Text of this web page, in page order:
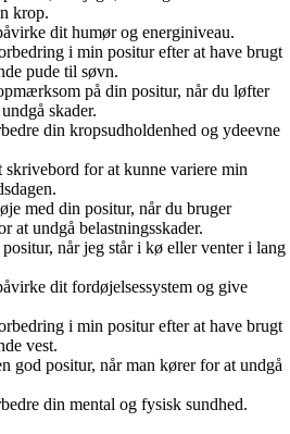
krop.
dit humør og energiniveau.
i min positur efter at have brugt
pude til søvn.
på din positur, når du løfter
skader.
din kropsudholdenhed og ydeevne
skrivebord for at kunne variere min
med din positur, når du bruger
at undgå belastningsskader.
når jeg står i kø eller venter i lang
dit fordøjelsessystem og give
i min positur efter at have brugt
vest.
god positur, når man kører for at undgå
din mental og fysisk sundhed.